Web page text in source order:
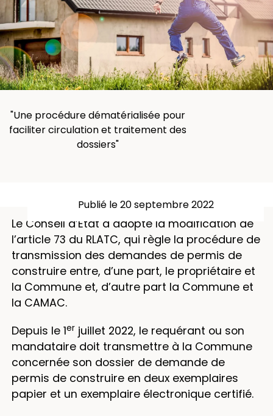
"Une procédure dématérialisée pour
faciliter circulation et traitement des
dossiers"
Publié le 20 septembre 2022
Le Conseil d’Etat a adopté la modification de
l’article 73 du RLATC, qui règle la procédure de
transmission des demandes de permis de
construire entre, d’une part, le propriétaire et
la Commune et, d’autre part la Commune et
la CAMAC.
Depuis le 1er juillet 2022, le requérant ou son
mandataire doit transmettre à la Commune
concernée son dossier de demande de
permis de construire en deux exemplaires
papier et un exemplaire électronique certifié.